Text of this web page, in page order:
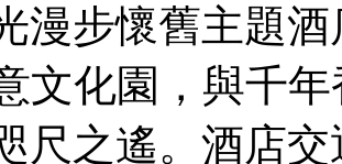
漫步懷舊主題
文化園，與千
尺之遙。酒店